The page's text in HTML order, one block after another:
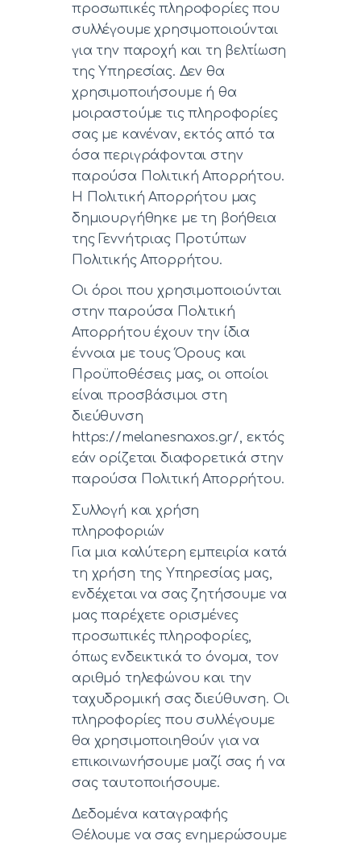
προσωπικές πληροφορίες που
συλλέγουμε χρησιμοποιούνται
για την παροχή και τη βελτίωση
της Υπηρεσίας. Δεν θα
χρησιμοποιήσουμε ή θα
μοιραστούμε τις πληροφορίες
σας με κανέναν, εκτός από τα
όσα περιγράφονται στην
παρούσα Πολιτική Απορρήτου.
Η Πολιτική Απορρήτου μας
δημιουργήθηκε με τη βοήθεια
της Γεννήτριας Προτύπων
Πολιτικής Απορρήτου.
Οι όροι που χρησιμοποιούνται
στην παρούσα Πολιτική
Απορρήτου έχουν την ίδια
έννοια με τους Όρους και
Προϋποθέσεις μας, οι οποίοι
είναι προσβάσιμοι στη
διεύθυνση
https://melanesnaxos.gr/, εκτός
εάν ορίζεται διαφορετικά στην
παρούσα Πολιτική Απορρήτου.
Συλλογή και χρήση
πληροφοριών
Για μια καλύτερη εμπειρία κατά
τη χρήση της Υπηρεσίας μας,
ενδέχεται να σας ζητήσουμε να
μας παρέχετε ορισμένες
προσωπικές πληροφορίες,
όπως ενδεικτικά το όνομα, τον
αριθμό τηλεφώνου και την
ταχυδρομική σας διεύθυνση. Οι
πληροφορίες που συλλέγουμε
θα χρησιμοποιηθούν για να
επικοινωνήσουμε μαζί σας ή να
σας ταυτοποιήσουμε.
Δεδομένα καταγραφής
Θέλουμε να σας ενημερώσουμε